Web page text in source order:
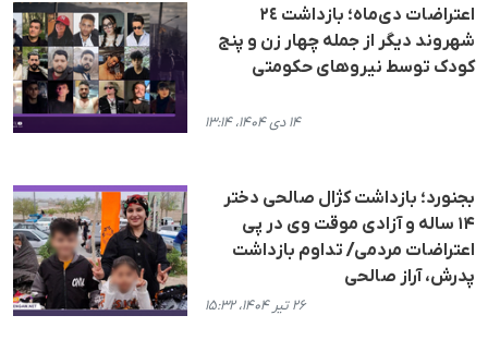
اعتراضات دی‌ماه؛ بازداشت ٢٤
شهروند دیگر از جمله چهار زن و پنج
کودک توسط نیروهای حکومتی
۱۴ دی ۱۴۰۴، ۱۳:۱۴
بجنورد؛ بازداشت کژال صالحی دختر
۱۴ ساله و آزادی موقت وی در پی
اعتراضات مردمی/ تداوم بازداشت
پدرش، آراز صالحی
۲۶ تیر ۱۴۰۴، ۱۵:۳۲